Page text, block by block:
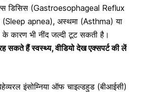
डिसिस (Gastroesophageal Reflux
(Sleep apnea), अस्थमा (Asthma) या
के कारण भी नींद जल्दी टूट सकती है।
सकते हैं स्वस्थ्य, वीडियो देख एक्सपर्ट की लें
इंसोम्निया ऑफ चाइल्डहुड (बीआईसी)